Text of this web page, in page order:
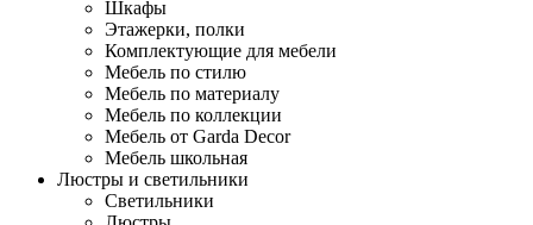
Шкафы
Этажерки, полки
Комплектующие для мебели
Мебель по стилю
Мебель по материалу
Мебель по коллекции
Мебель от Garda Decor
Мебель школьная
Люстры и светильники
Светильники